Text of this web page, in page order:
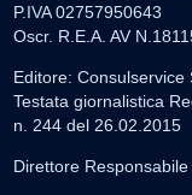
P.IVA 02757950643
Oscr. R.E.A. AV
Editore: Consulservice
Testata giornalistica
n. 244 del 26.02.2015
Direttore